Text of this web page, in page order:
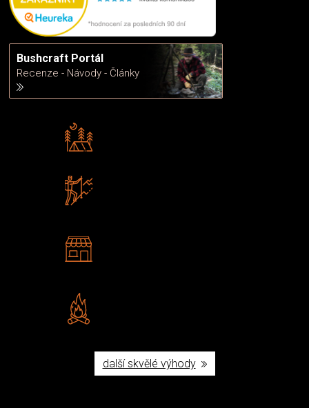
Bushcraft Portál
Recenze - Návody - Články
další skvělé výhody